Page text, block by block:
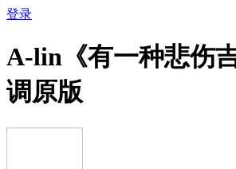
登录
A-lin《有一种悲伤
调原版